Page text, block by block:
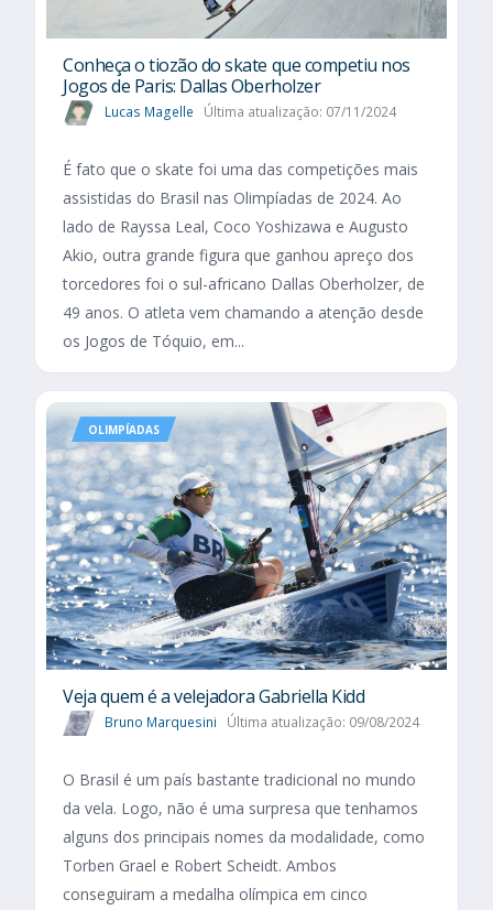
Conheça o tiozão do skate que competiu nos
Jogos de Paris: Dallas Oberholzer
Lucas Magelle Última atualização: 07/11/2024
É fato que o skate foi uma das competições mais
assistidas do Brasil nas Olimpíadas de 2024. Ao
lado de Rayssa Leal, Coco Yoshizawa e Augusto
Akio, outra grande figura que ganhou apreço dos
torcedores foi o sul-africano Dallas Oberholzer, de
49 anos. O atleta vem chamando a atenção desde
os Jogos de Tóquio, em...
OLIMPÍADAS
Veja quem é a velejadora Gabriella Kidd
Bruno Marquesini Última atualização: 09/08/2024
O Brasil é um país bastante tradicional no mundo
da vela. Logo, não é uma surpresa que tenhamos
alguns dos principais nomes da modalidade, como
Torben Grael e Robert Scheidt. Ambos
conseguiram a medalha olímpica em cinco